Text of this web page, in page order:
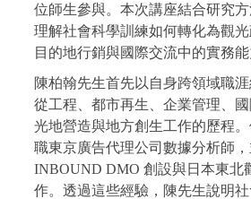
位師生參與。本次講座結合研究
理解社會科學訓練如何轉化為觀光
目的地行銷與國際交流中的實務能
陳柏翰先生首先以自身跨領域職
從工程、都市再生、企業管理、
光地營造與地方創生工作的歷程
職東京廣告代理公司數據分析師
INBOUND DMO 創設與日本東北
作。透過這些經驗，陳先生說明